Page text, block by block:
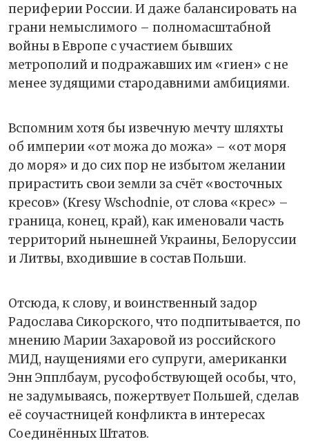
периферии России. И даже балансировать на
грани немыслимого – полномасштабной
войны в Европе с участием бывших
метрополий и подражавших им «гиен» с не
менее зудящими стародавними амбициями.
Вспомним хотя бы извечную мечту шляхты
об империи «от можа до можа» – «от моря
до моря» и до сих пор не избытом желании
прирастить свои земли за счёт «восточных
кресов» (Kresy Wschodnie, от слова «крес» –
граница, конец, край), как именовали часть
территорий нынешней Украины, Белоруссии
и Литвы, входившие в состав Польши.
Отсюда, к слову, и воинственный задор
Радослава Сикорского, что подпитывается, по
мнению Марии Захаровой из российского
МИД, наущениями его супруги, американки
Энн Эпплбаум, русофобствующей особы, что,
не задумываясь, пожертвует Польшей, сделав
её соучастницей конфликта в интересах
Соединённых Штатов.